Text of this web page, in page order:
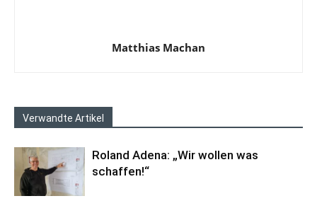
Matthias Machan
Verwandte Artikel
Roland Adena: „Wir wollen was
schaffen!“